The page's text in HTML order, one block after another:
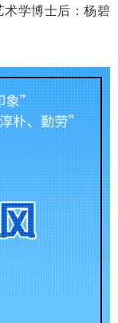
学博士后：杨碧